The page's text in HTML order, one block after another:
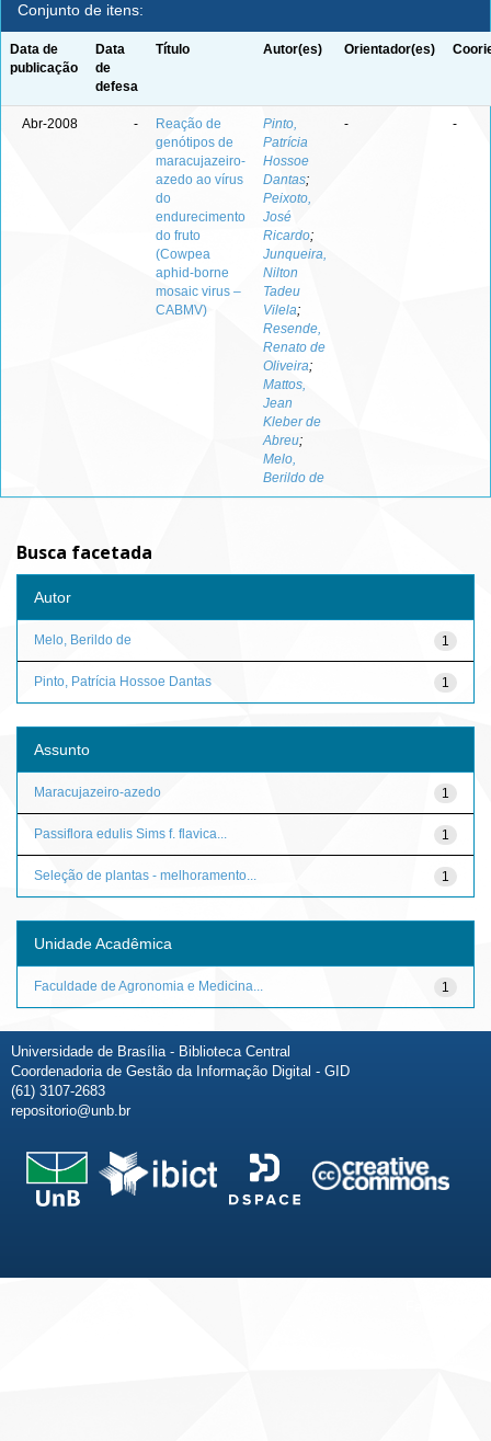
Conjunto de itens:
Data de
publicação
Data
de
defesa
Título Autor(es) Orientador(es)
Abr-2008 -
Reação de
genótipos de
maracujazeiro-
azedo ao vírus
do
endurecimento
do fruto
(Cowpea
aphid-borne
mosaic virus –
CABMV)
Pinto,
Patrícia
Hossoe
Dantas;
Peixoto,
José
Ricardo;
Junqueira,
Nilton
Tadeu
Vilela;
Resende,
Renato de
Oliveira;
Mattos,
Jean
Kleber de
Abreu;
Melo,
Berildo de
- -
Busca facetada
Autor
1
Melo, Berildo de
1
Pinto, Patrícia Hossoe Dantas
Assunto
1
Maracujazeiro-azedo
1
Passiflora edulis Sims f. flavica...
1
Seleção de plantas - melhoramento...
Unidade Acadêmica
1
Faculdade de Agronomia e Medicina...
Universidade de Brasília - Biblioteca Central
Coordenadoria de Gestão da Informação Digital - GID
(61) 3107-2683
repositorio@unb.br